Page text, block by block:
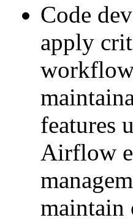
Code
apply
features
Airflow
maintain